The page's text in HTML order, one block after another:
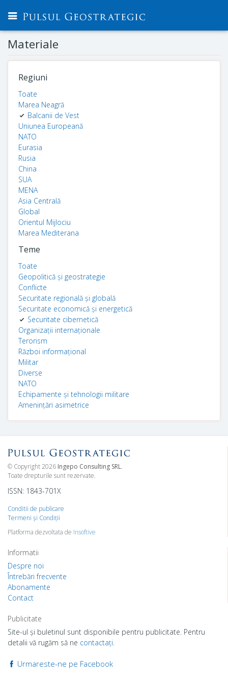
Materiale
Regiuni
Toate
Marea Neagră
Balcanii de Vest
Uniunea Europeană
NATO
Eurasia
Rusia
China
SUA
MENA
Asia Centrală
Global
Orientul Mijlociu
Marea Mediterana
Teme
Toate
Geopolitică și geostrategie
Conflicte
Securitate regională și globală
Securitate economică și energetică
Securitate cibernetică
Organizații internaționale
Terorism
Război informațional
Militar
Diverse
NATO
Echipamente și tehnologii militare
Amenințări asimetrice
© Copyright 2026 Ingepo Consulting SRL.
Toate drepturile sunt rezervate.
ISSN: 1843-701X
Conditii de publicare
Termeni şi Condiţii
Platforma dezvoltata de Insoftive
Informatii
Despre noi
Întrebări frecvente
Abonamente
Contact
Publicitate
Site-ul şi buletinul sunt disponibile pentru publicitate. Pentru
detalii vă rugăm să ne contactaţi.
Urmareste-ne pe Facebook